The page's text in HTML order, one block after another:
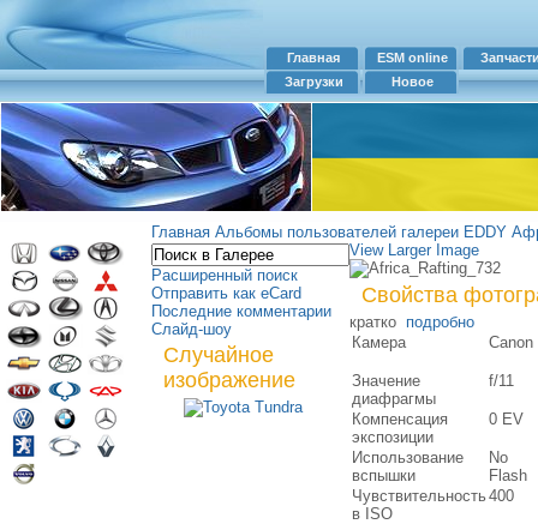
Главная ESM online
Загрузки
Новое
Главная Альбомы пользователей галереи EDDY
Расширенный поиск
Отправить как eCard
Последние комментарии
Слайд-шоу
Случайное
изображение
View Larger Image
Свойства
кратко подробно
Камера
Canon
Значение
диафрагмы
f/11
Компенсация
экспозиции
0 EV
Использование
вспышки
No
Flash
Чувствительность
в ISO
400